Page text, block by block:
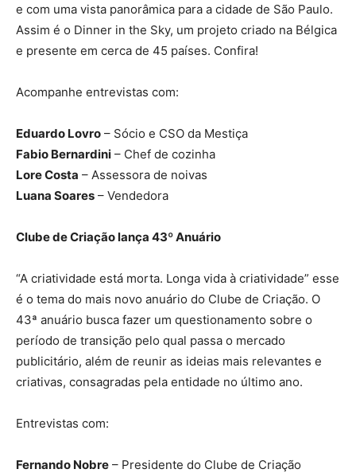
e com uma vista panorâmica para a cidade de São Paulo.
Assim é o Dinner in the Sky, um projeto criado na Bélgica
e presente em cerca de 45 países. Confira!
Acompanhe entrevistas com:
Eduardo Lovro – Sócio e CSO da Mestiça
Fabio Bernardini – Chef de cozinha
Lore Costa – Assessora de noivas
Luana Soares – Vendedora
Clube de Criação lança 43º Anuário
“A criatividade está morta. Longa vida à criatividade” esse
é o tema do mais novo anuário do Clube de Criação. O
43ª anuário busca fazer um questionamento sobre o
período de transição pelo qual passa o mercado
publicitário, além de reunir as ideias mais relevantes e
criativas, consagradas pela entidade no último ano.
Entrevistas com:
Fernando Nobre – Presidente do Clube de Criação